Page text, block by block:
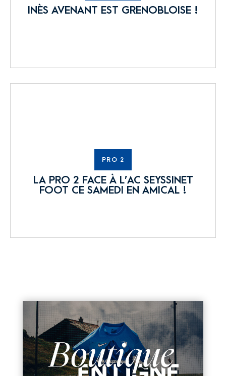
INÈS AVENANT EST GRENOBLOISE !
PRO 2
LA PRO 2 FACE À L’AC SEYSSINET
FOOT CE SAMEDI EN AMICAL !